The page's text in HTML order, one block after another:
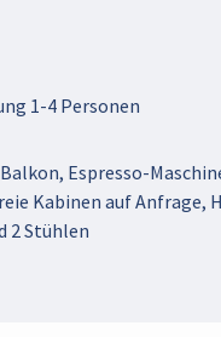
1-4 Personen
Espresso-
Kabinen auf Anfrage,
2 Stühlen